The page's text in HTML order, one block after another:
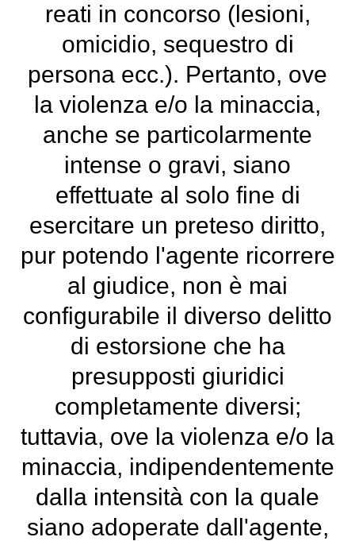
reati in concorso (lesioni,
omicidio, sequestro di
persona ecc.). Pertanto, ove
la violenza e/o la minaccia,
anche se particolarmente
intense o gravi, siano
effettuate al solo fine di
esercitare un preteso diritto,
pur potendo l'agente ricorrere
al giudice, non è mai
configurabile il diverso delitto
di estorsione che ha
presupposti giuridici
completamente diversi;
tuttavia, ove la violenza e/o la
minaccia, indipendentemente
dalla intensità con la quale
siano adoperate dall'agente,